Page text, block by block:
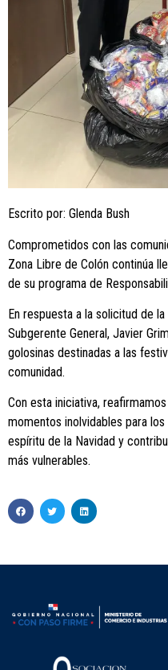
Escrito por: Glenda Bush
Comprometidos con las
Zona Libre de Colón continúa
de su programa de
En respuesta a la solicitud de
Subgerente General, Javier
golosinas destinadas a las
comunidad.
Con esta iniciativa,
momentos inolvidables para
espíritu de la Navidad y
más vulnerables.